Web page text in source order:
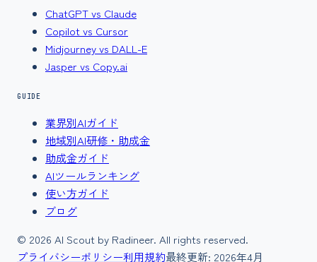
ChatGPT vs Claude
Copilot vs Cursor
Midjourney vs DALL-E
Jasper vs Copy.ai
GUIDE
業界別AIガイド
地域別AI研修・助成金
助成金ガイド
AIツールランキング
使い方ガイド
ブログ
© 2026 AI Scout by Radineer. All rights reserved.
プライバシーポリシー利用規約最終更新: 2026年4月